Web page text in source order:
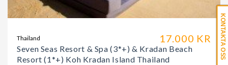
17.000 KR
Thailand
Seven Seas Resort & Spa (3*+) & Kradan Beach
Resort (1*+) Koh Kradan Island Thailand
KONTAKTA OSS